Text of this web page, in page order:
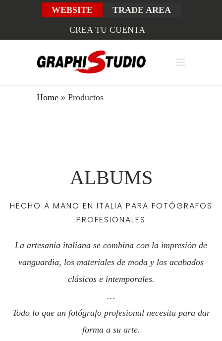
WEBSITE
TRADE AREA
CREA TU CUENTA
Home » Productos
ALBUMS
HECHO A MANO EN ITALIA PARA FOTÓGRAFOS
PROFESIONALES
La artesanía italiana se combina con la impresión de
vanguardia, los materiales de moda y los acabados
clásicos e intemporales.
…
Todo lo que un fotógrafo profesional necesita para dar
forma a su arte.